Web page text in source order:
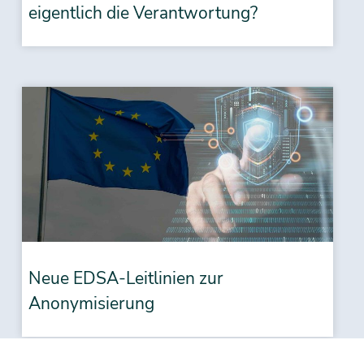
eigentlich die Verantwortung?
Neue EDSA-Leitlinien zur
Anonymisierung